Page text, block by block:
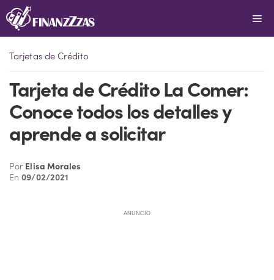
Saltar
al
Tarjetas de Crédito
Tarjeta de Crédito La Comer:
Conoce todos los detalles y
aprende a solicitar
Por Elisa Morales
En09/02/2021
ANUNCIO